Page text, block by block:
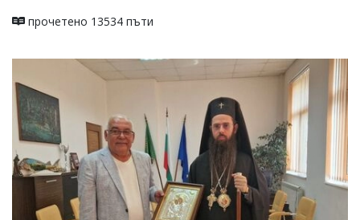
сигнализирайте
прочетено 13534 пъти